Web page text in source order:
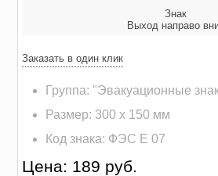
Знак
Выход направо
Заказать в один клик
Группа: "Эвакуационные
Размер: 300 х 150 мм
Код знака: ФЭС E 07
Цена: 189 руб.